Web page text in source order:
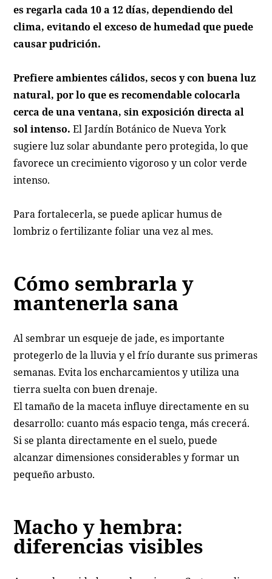
es regarla cada 10 a 12 días, dependiendo del
clima, evitando el exceso de humedad que puede
causar pudrición.
Prefiere ambientes cálidos, secos y con buena luz
natural, por lo que es recomendable colocarla
cerca de una ventana, sin exposición directa al
sol intenso. El Jardín Botánico de Nueva York
sugiere luz solar abundante pero protegida, lo que
favorece un crecimiento vigoroso y un color verde
intenso.
Para fortalecerla, se puede aplicar humus de
lombriz o fertilizante foliar una vez al mes.
Cómo sembrarla y
mantenerla sana
Al sembrar un esqueje de jade, es importante
protegerlo de la lluvia y el frío durante sus primeras
semanas. Evita los encharcamientos y utiliza una
tierra suelta con buen drenaje.
El tamaño de la maceta influye directamente en su
desarrollo: cuanto más espacio tenga, más crecerá.
Si se planta directamente en el suelo, puede
alcanzar dimensiones considerables y formar un
pequeño arbusto.
Macho y hembra:
diferencias visibles